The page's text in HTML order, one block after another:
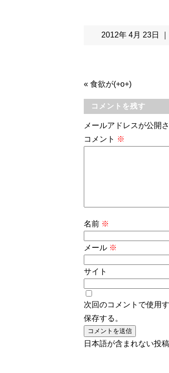
2012年 4月 23日
« 食欲が(+o+)
コメントを残す
メールアドレスが公開
コメント ※
名前 ※
メール ※
サイト
次回のコメントで使用
保存する。
日本語が含まれない投